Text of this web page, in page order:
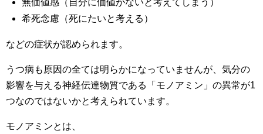
無価値感（自分に価値がないと考えてしまう）
希死念慮（死にたいと考える）
などの症状が認められます。
うつ病も原因の全ては明らかになっていませんが、気分の
影響を与える神経伝達物質である「モノアミン」の異常が1
つなのではないかと考えられています。
モノアミンとは、